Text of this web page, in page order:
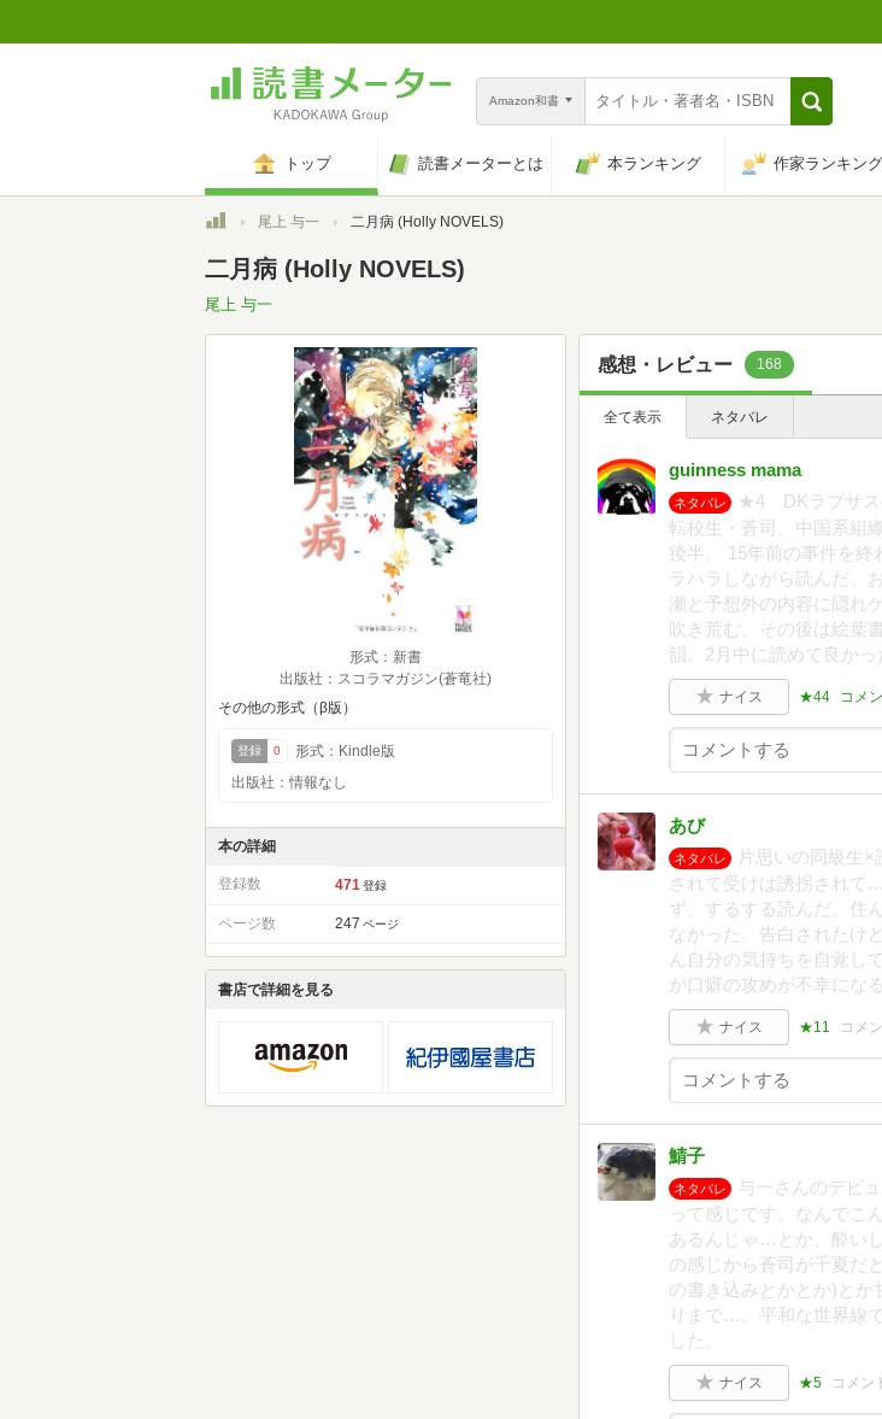
Amazon和書
トップ 読書メーターとは 本ランキング 作家ランキング
トップ尾上 与一 二月病 (Holly NOVELS)
二月病 (Holly NOVELS)
尾上 与一
形式：新書
出版社：スコラマガジン(蒼竜社)
その他の形式（β版）
登録 0
形式：Kindle版
出版社：情報なし
本の詳細
登録数 471 登録
ページ数 247 ページ
書店で詳細を見る
感想・レビュー 168
全て表示 ネタバレ
guinness mama
ネタバレ
★4 DKラブサス
転校生・蒼司、中国系組
後半。 15年前の事件を
ラハラしながら読んだ。
瀬と予想外の内容に隠れ
吹き荒む。その後は絵葉
韻。2月中に読めて良かっ
ナイス ★44 コメ
あび
ネタバレ
片思いの同級生
されて受けは誘拐されて
ず、するする読んだ。住
なかった。告白されたけ
ん自分の気持ちを自覚し
が口癖の攻めが不幸にな
ナイス ★11 コメ
鯖子
ネタバレ
与一さんのデビ
って感じです。なんでこ
あるんじゃ…とか、酔い
の感じから蒼司が千夏だ
の書き込みとかとか)と
りまで…。平和な世界線
した。
ナイス ★5 コメン